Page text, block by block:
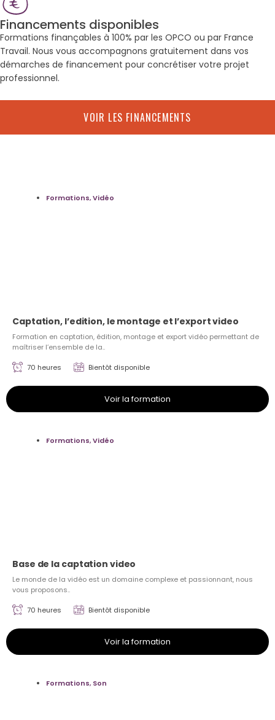
Financements disponibles
Formations finançables à 100% par les OPCO ou par France
Travail. Nous vous accompagnons gratuitement dans vos
démarches de financement pour concrétiser votre projet
professionnel.
VOIR LES FINANCEMENTS
Captation, l’edition, le montage et l’export video
Formation en captation, édition, montage et export vidéo permettant de
maîtriser l’ensemble de la..
Formations,Vidéo
70 heures Bientôt disponible
Voir la formation
Base de la captation video
Le monde de la vidéo est un domaine complexe et passionnant, nous
vous proposons..
Formations,Vidéo
70 heures Bientôt disponible
Voir la formation
Formations, Son